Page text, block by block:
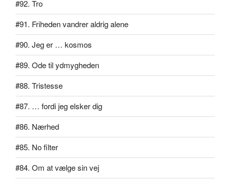
#92. Tro
#91. Friheden vandrer aldrig alene
#90. Jeg er … kosmos
#89. Ode til ydmygheden
#88. Tristesse
#87. … fordi jeg elsker dig
#86. Nærhed
#85. No filter
#84. Om at vælge sin vej